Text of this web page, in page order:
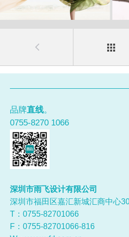
品牌直线。
0755-8270 1066
深圳市雨飞设计有限公司
深圳市福田区嘉汇新城汇商中心
T：0755-82701066
F：0755-82701066-816